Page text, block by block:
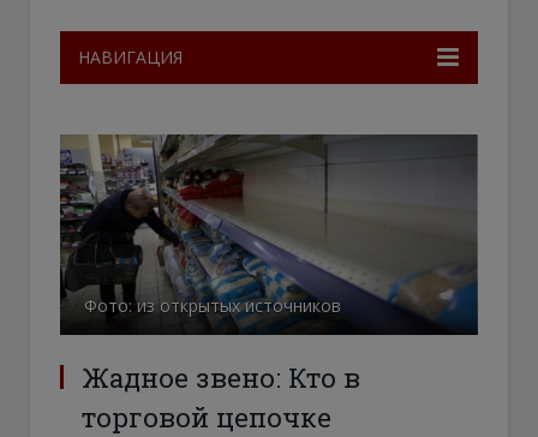
НАВИГАЦИЯ
Фото: из открытых источников
Жадное звено: Кто в
торговой цепочке